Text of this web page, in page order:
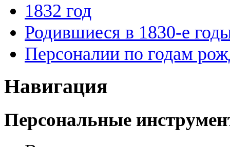
1832 год
Родившиеся в 1830-е
Персоналии по годам
Навигация
Персональные